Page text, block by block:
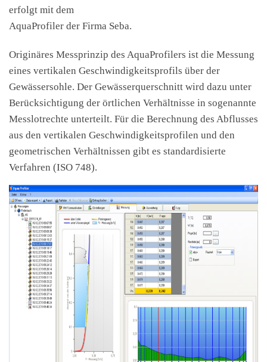
erfolgt mit dem
AquaProfiler der Firma Seba.
Originäres Messprinzip des AquaProfilers ist die Messung
eines vertikalen Geschwindigkeitsprofils über der
Gewässersohle. Der Gewässerquerschnitt wird dazu unter
Berücksichtigung der örtlichen Verhältnisse in sogenannte
Messlotrechte unterteilt. Für die Berechnung des Abflusses
aus den vertikalen Geschwindigkeitsprofilen und den
geometrischen Verhältnissen gibt es standardisierte
Verfahren (ISO 748).